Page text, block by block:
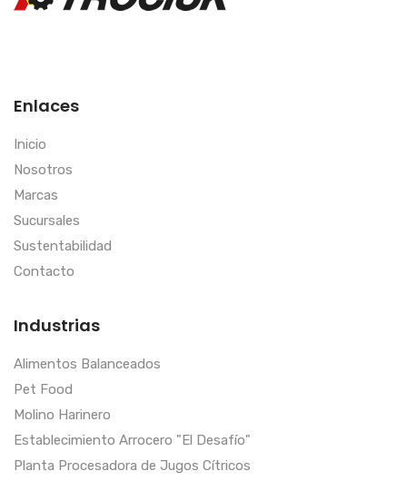
Enlaces
Inicio
Nosotros
Marcas
Sucursales
Sustentabilidad
Contacto
Industrias
Alimentos Balanceados
Pet Food
Molino Harinero
Establecimiento Arrocero "El Desafío"
Planta Procesadora de Jugos Cítricos